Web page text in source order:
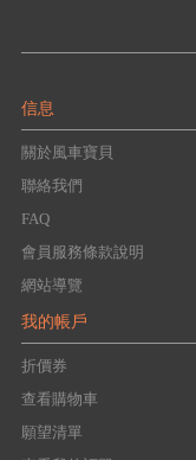
信息
關於風車寶貝
聯絡我們
FAQ
會員服務條款說明
網站導覽
我的帳戶
折價券
查看購物車
願望清單